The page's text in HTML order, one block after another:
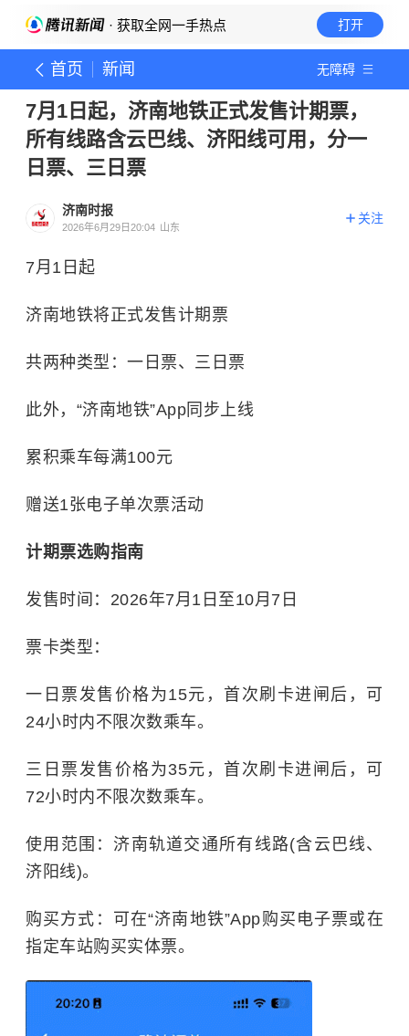
· 获取全网一手热点 打开
首页 新闻 无障碍
7月1日起，济南地铁正式发售计期票，
所有线路含云巴线、济阳线可用，分一
日票、三日票
济南时报
2026年6月29日20:04 山东
关注
7月1日起
济南地铁将正式发售计期票
共两种类型：一日票、三日票
此外，“济南地铁”App同步上线
累积乘车每满100元
赠送1张电子单次票活动
计期票选购指南
发售时间：2026年7月1日至10月7日
票卡类型：
一日票发售价格为15元，首次刷卡进闸后，可
24小时内不限次数乘车。
三日票发售价格为35元，首次刷卡进闸后，可
72小时内不限次数乘车。
使用范围：济南轨道交通所有线路(含云巴线、
济阳线)。
购买方式：可在“济南地铁”App购买电子票或在
指定车站购买实体票。